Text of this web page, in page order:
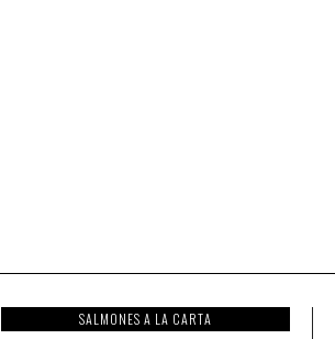
SALMONES A LA CARTA